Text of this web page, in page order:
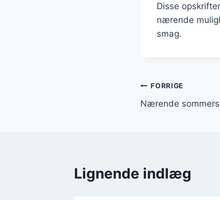
Disse
nærende
smag.
FORRIGE
Nærende
Lignende indlæg